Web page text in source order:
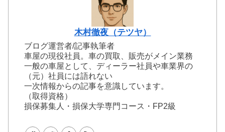
木村徹夜（テツヤ）
ブログ運営者/記事執筆者
車屋の現役社員。車の買取、販売がメイン業務
一般の車屋として、ディーラー社員や車業界の
（元）社員には語れない
一次情報からの記事を意識しています。
（取得資格）
損保募集人・損保大学専門コース・FP2級